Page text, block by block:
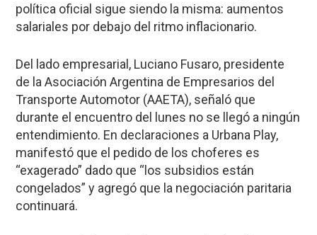
política oficial sigue siendo la misma: aumentos
salariales por debajo del ritmo inflacionario.
Del lado empresarial, Luciano Fusaro, presidente
de la Asociación Argentina de Empresarios del
Transporte Automotor (AAETA), señaló que
durante el encuentro del lunes no se llegó a ningún
entendimiento. En declaraciones a Urbana Play,
manifestó que el pedido de los choferes es
“exagerado” dado que “los subsidios están
congelados” y agregó que la negociación paritaria
continuará.